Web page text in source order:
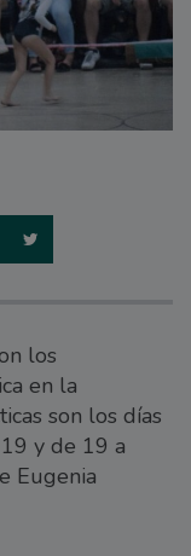
los
en la
son los días
y de 19 a
Eugenia